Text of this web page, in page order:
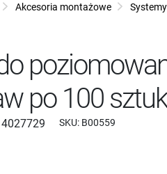
Akcesoria montażowe
po 100
SKU: B00559